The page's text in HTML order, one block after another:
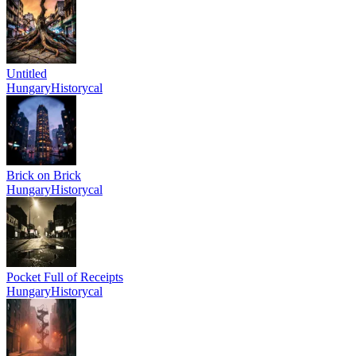
Untitled
HungaryHistorycal
Brick on Brick
HungaryHistorycal
Pocket Full of Receipts
HungaryHistorycal